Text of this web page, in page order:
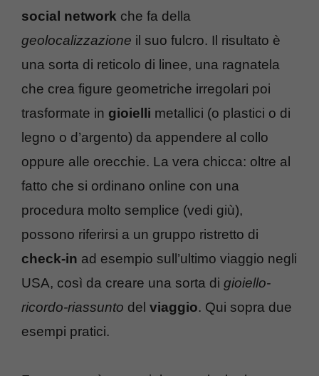
social network che fa della
geolocalizzazione il suo fulcro. Il risultato è
una sorta di reticolo di linee, una ragnatela
che crea figure geometriche irregolari poi
trasformate in gioielli metallici (o plastici o di
legno o d’argento) da appendere al collo
oppure alle orecchie. La vera chicca: oltre al
fatto che si ordinano online con una
procedura molto semplice (vedi giù),
possono riferirsi a un gruppo ristretto di
check-in ad esempio sull’ultimo viaggio negli
USA, così da creare una sorta di gioiello-
ricordo-riassunto del viaggio. Qui sopra due
esempi pratici.